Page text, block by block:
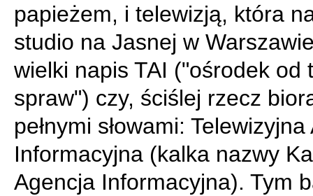
papieżem, i telewizją, która
studio na Jasnej w
wielki napis TAI ("ośrodek od
spraw") czy, ściślej rzecz
pełnymi słowami:
Informacyjna (kalka nazwy
Agencja Informacyjna). Tym